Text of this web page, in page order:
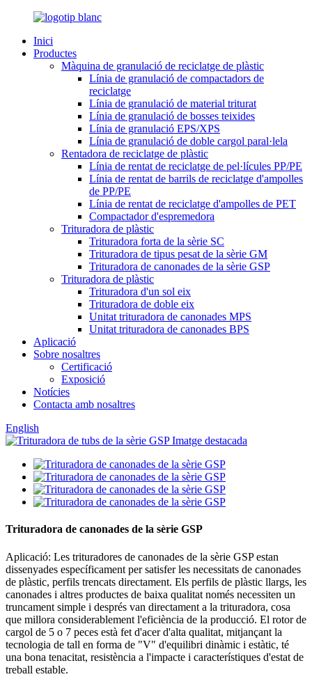
Inici
Productes
Màquina de granulació de reciclatge de plàstic
Línia de granulació de compactadors de
reciclatge
Línia de granulació de material triturat
Línia de granulació de bosses teixides
Línia de granulació EPS/XPS
Línia de granulació de doble cargol paral·lela
Rentadora de reciclatge de plàstic
Línia de rentat de reciclatge de pel·lícules PP/PE
Línia de rentat de barrils de reciclatge d'ampolles
de PP/PE
Línia de rentat de reciclatge d'ampolles de PET
Compactador d'espremedora
Trituradora de plàstic
Trituradora forta de la sèrie SC
Trituradora de tipus pesat de la sèrie GM
Trituradora de canonades de la sèrie GSP
Trituradora de plàstic
Trituradora d'un sol eix
Trituradora de doble eix
Unitat trituradora de canonades MPS
Unitat trituradora de canonades BPS
Aplicació
Sobre nosaltres
Certificació
Exposició
Notícies
Contacta amb nosaltres
English
Trituradora de canonades de la sèrie GSP
Aplicació: Les trituradores de canonades de la sèrie GSP estan
dissenyades específicament per satisfer les necessitats de canonades
de plàstic, perfils trencats directament. Els perfils de plàstic llargs, les
canonades i altres productes de baixa qualitat només necessiten un
truncament simple i després van directament a la trituradora, cosa
que millora considerablement l'eficiència de la producció. El rotor de
cargol de 5 o 7 peces està fet d'acer d'alta qualitat, mitjançant la
tecnologia de tall en forma de "V" d'equilibri dinàmic i estàtic, té
una bona tenacitat, resistència a l'impacte i característiques d'estat de
treball estable.